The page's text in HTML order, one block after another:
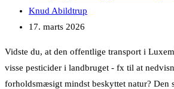
planlægger
anlæg
category:
Post
author:
Knud Abildtrup
Post
17. marts 2026
Vidste du, at den offentlige transport i
visse pesticider i landbruget - fx til at
forholdsmæsigt mindst beskyttet natur? Den